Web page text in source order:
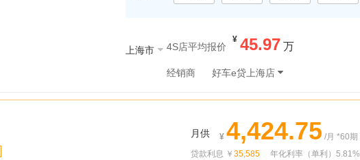
上海市 4S店平均报价
¥ 45.97 万
经销商 好车e贷上海店
月供 ¥ 4,424.75 /月 *60期
贷款利息 ￥ 35,585 年化利率（单利） 5.81%